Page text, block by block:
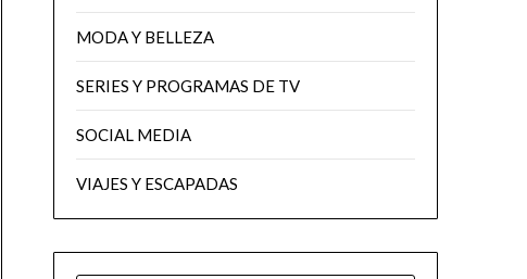
MODA Y BELLEZA
SERIES Y PROGRAMAS DE TV
SOCIAL MEDIA
VIAJES Y ESCAPADAS